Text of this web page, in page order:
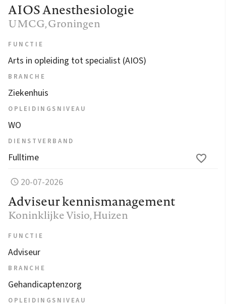
AIOS Anesthesiologie
UMCG, Groningen
FUNCTIE
Arts in opleiding tot specialist (AIOS)
BRANCHE
Ziekenhuis
OPLEIDINGSNIVEAU
WO
DIENSTVERBAND
Fulltime
20-07-2026
Adviseur kennismanagement
Koninklijke Visio, Huizen
FUNCTIE
Adviseur
BRANCHE
Gehandicaptenzorg
OPLEIDINGSNIVEAU